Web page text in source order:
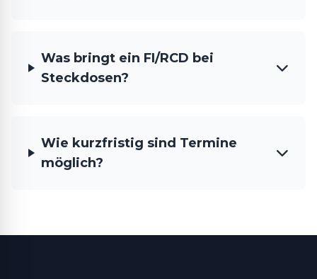
Was bringt ein FI/RCD bei
Steckdosen?
Wie kurzfristig sind Termine
möglich?